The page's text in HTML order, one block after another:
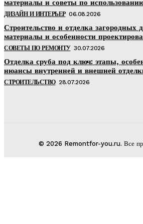
материалы и советы по
ДИЗАЙН И ИНТЕРЬЕР 06.08.2026
Строительство и отделка загородных
материалы и особенности
СОВЕТЫ ПО РЕМОНТУ 30.07.2026
Отделка сруба под ключ: этапы,
нюансы внутренней и внешней
СТРОИТЕЛЬСТВО 28.07.2026
© 2026 Remontfor-you.ru. Все